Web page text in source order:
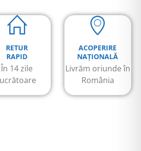
RETUR
RAPID
În 14 zile
ACOPERIRE
NAȚIONALĂ
Livrăm oriunde în
România